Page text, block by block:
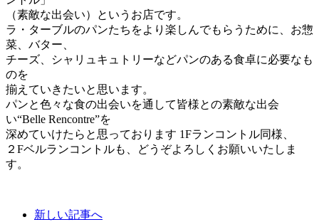
（素敵な出会い）というお店です。
ラ・ターブルのパンたちをより楽しんでもらうために、お惣
菜、バター、
チーズ、シャリュキュトリーなどパンのある食卓に必要なも
のを
揃えていきたいと思います。
パンと色々な食の出会いを通して皆様との素敵な出会
い“Belle Rencontre”を
深めていけたらと思っております 1Fランコントル同様、
２Fベルランコントルも、どうぞよろしくお願いいたしま
す。
新しい記事へ